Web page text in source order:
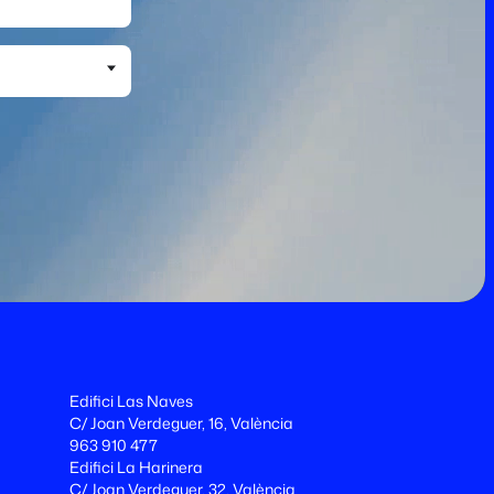
Edifici Las Naves
C/ Joan Verdeguer, 16, València
963 910 477
Edifici La Harinera
C/ Joan Verdeguer, 32, València